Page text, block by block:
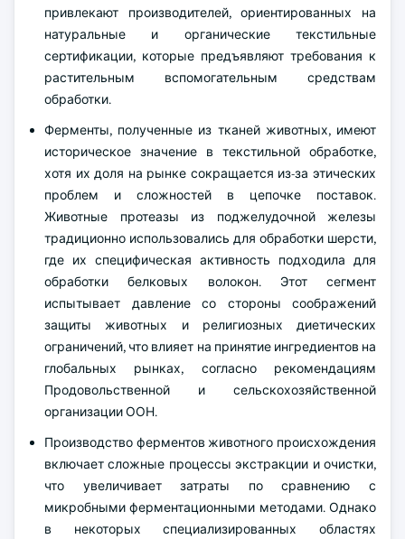
привлекают производителей, ориентированных на
натуральные и органические текстильные
сертификации, которые предъявляют требования к
растительным вспомогательным средствам
обработки.
Ферменты, полученные из тканей животных, имеют
историческое значение в текстильной обработке,
хотя их доля на рынке сокращается из-за этических
проблем и сложностей в цепочке поставок.
Животные протеазы из поджелудочной железы
традиционно использовались для обработки шерсти,
где их специфическая активность подходила для
обработки белковых волокон. Этот сегмент
испытывает давление со стороны соображений
защиты животных и религиозных диетических
ограничений, что влияет на принятие ингредиентов на
глобальных рынках, согласно рекомендациям
Продовольственной и сельскохозяйственной
организации ООН.
Производство ферментов животного происхождения
включает сложные процессы экстракции и очистки,
что увеличивает затраты по сравнению с
микробными ферментационными методами. Однако
в некоторых специализированных областях